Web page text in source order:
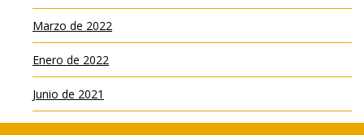
Marzo de 2022
Enero de 2022
Junio de 2021